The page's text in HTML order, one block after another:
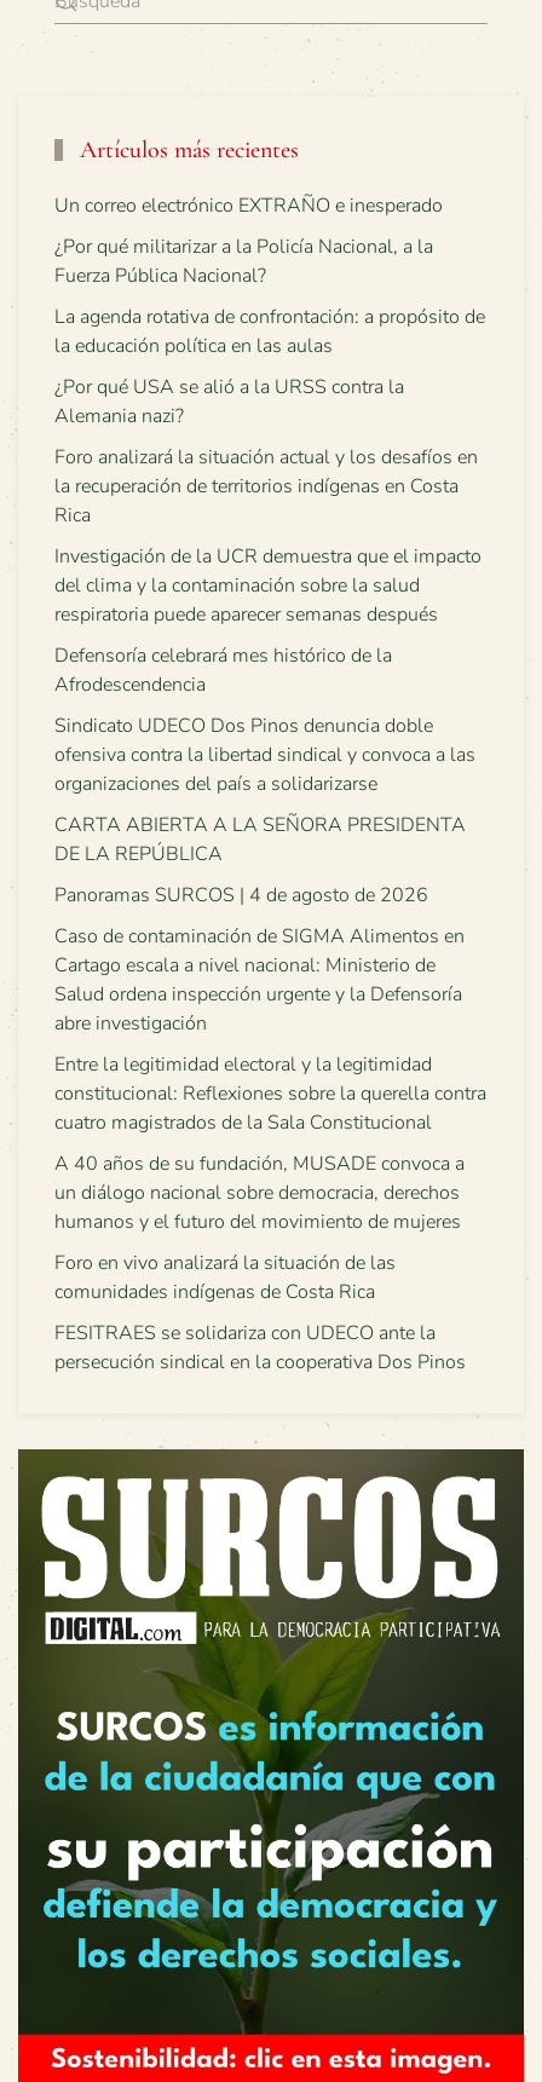
Artículos más recientes
Un correo electrónico EXTRAÑO e inesperado
¿Por qué militarizar a la Policía Nacional, a la
Fuerza Pública Nacional?
La agenda rotativa de confrontación: a propósito de
la educación política en las aulas
¿Por qué USA se alió a la URSS contra la
Alemania nazi?
Foro analizará la situación actual y los desafíos en
la recuperación de territorios indígenas en Costa
Rica
Investigación de la UCR demuestra que el impacto
del clima y la contaminación sobre la salud
respiratoria puede aparecer semanas después
Defensoría celebrará mes histórico de la
Afrodescendencia
Sindicato UDECO Dos Pinos denuncia doble
ofensiva contra la libertad sindical y convoca a las
organizaciones del país a solidarizarse
CARTA ABIERTA A LA SEÑORA PRESIDENTA
DE LA REPÚBLICA
Panoramas SURCOS | 4 de agosto de 2026
Caso de contaminación de SIGMA Alimentos en
Cartago escala a nivel nacional: Ministerio de
Salud ordena inspección urgente y la Defensoría
abre investigación
Entre la legitimidad electoral y la legitimidad
constitucional: Reflexiones sobre la querella contra
cuatro magistrados de la Sala Constitucional
A 40 años de su fundación, MUSADE convoca a
un diálogo nacional sobre democracia, derechos
humanos y el futuro del movimiento de mujeres
Foro en vivo analizará la situación de las
comunidades indígenas de Costa Rica
FESITRAES se solidariza con UDECO ante la
persecución sindical en la cooperativa Dos Pinos